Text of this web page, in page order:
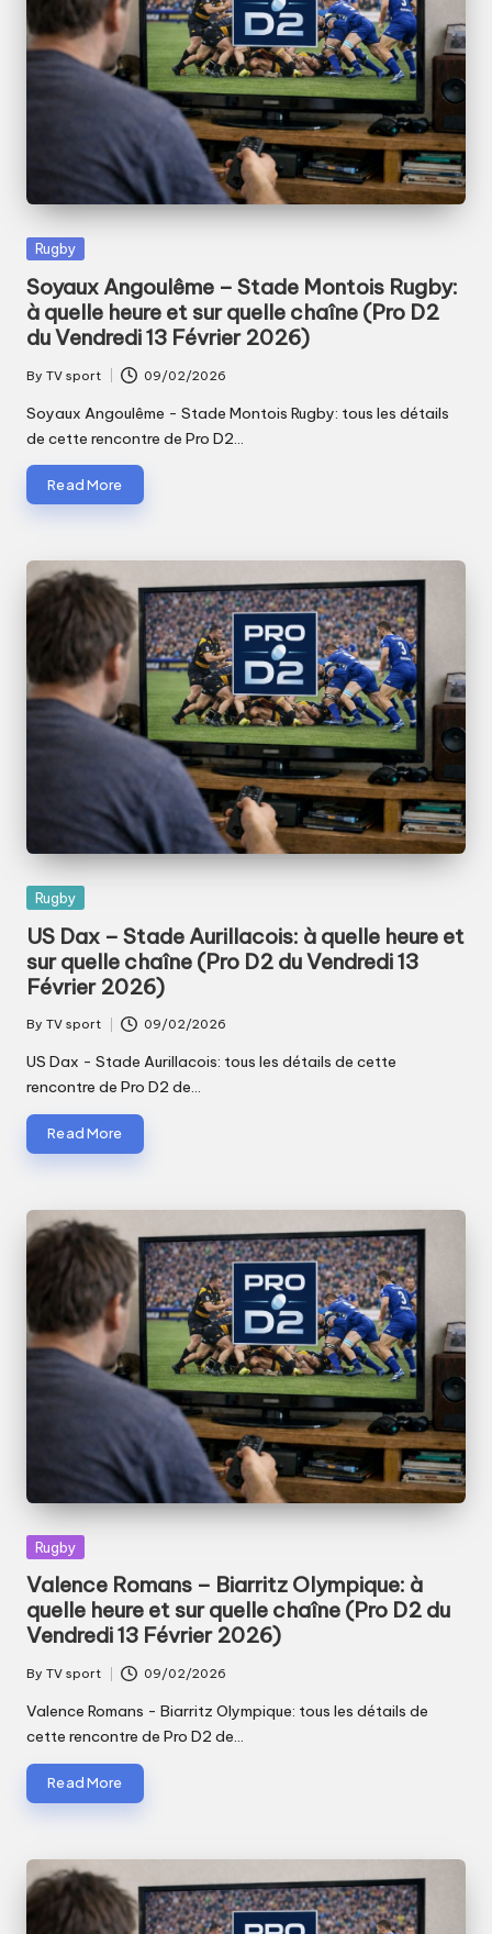
Posted
Rugby
Soyaux Angoulême – Stade Montois Rugby:
à quelle heure et sur quelle chaîne (Pro D2
du Vendredi 13 Février 2026)
Posted
by
By TV sport 09/02/2026
Soyaux Angoulême - Stade Montois Rugby: tous les détails
de cette rencontre de Pro D2…
Read More
Posted
Rugby
US Dax – Stade Aurillacois: à quelle heure et
sur quelle chaîne (Pro D2 du Vendredi 13
Février 2026)
Posted
by
By TV sport 09/02/2026
US Dax - Stade Aurillacois: tous les détails de cette
rencontre de Pro D2 de…
Read More
Posted
Rugby
Valence Romans – Biarritz Olympique: à
quelle heure et sur quelle chaîne (Pro D2 du
Vendredi 13 Février 2026)
Posted
by
By TV sport 09/02/2026
Valence Romans - Biarritz Olympique: tous les détails de
cette rencontre de Pro D2 de…
Read More